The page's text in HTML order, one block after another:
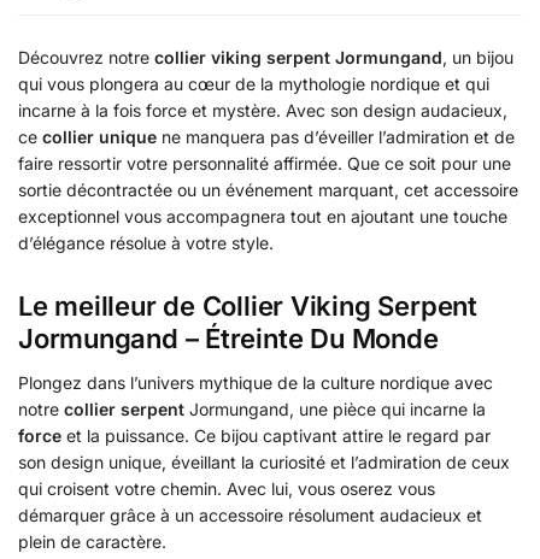
Découvrez notre collier viking serpent Jormungand, un bijou
qui vous plongera au cœur de la mythologie nordique et qui
incarne à la fois force et mystère. Avec son design audacieux,
ce collier unique ne manquera pas d’éveiller l’admiration et de
faire ressortir votre personnalité affirmée. Que ce soit pour une
sortie décontractée ou un événement marquant, cet accessoire
exceptionnel vous accompagnera tout en ajoutant une touche
d’élégance résolue à votre style.
Le meilleur de Collier Viking Serpent
Jormungand – Étreinte Du Monde
Plongez dans l’univers mythique de la culture nordique avec
notre collier serpent Jormungand, une pièce qui incarne la
force et la puissance. Ce bijou captivant attire le regard par
son design unique, éveillant la curiosité et l’admiration de ceux
qui croisent votre chemin. Avec lui, vous oserez vous
démarquer grâce à un accessoire résolument audacieux et
plein de caractère.